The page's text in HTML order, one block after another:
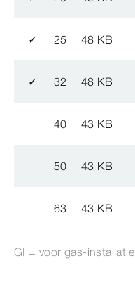
✓ 25 48 KB
✓ 32 48 KB
40 43 KB
50 43 KB
63 43 KB
GI = voor gas-​installatie